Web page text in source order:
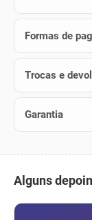
Formas de
Trocas e
Garantia
Alguns